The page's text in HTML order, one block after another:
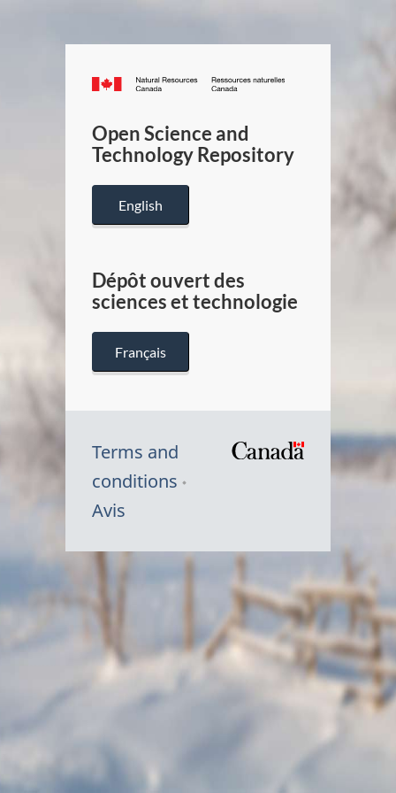
Canada.ca
/
Canada
Open Science and
Technology Repository
English
Dépôt ouvert des
sciences et technologie
Français
Terms and
conditions
Avis
Symbole
Canada